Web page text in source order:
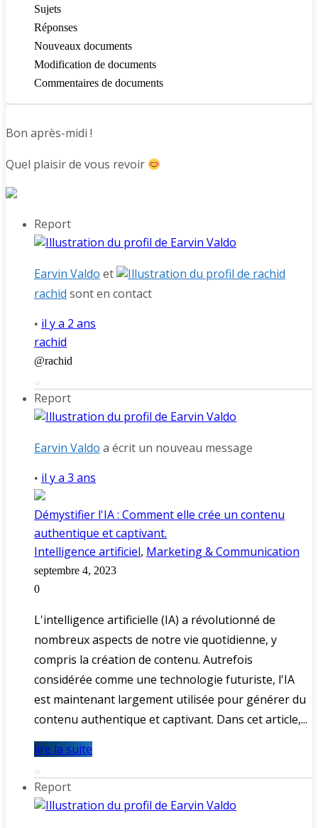
Sujets
Réponses
Nouveaux documents
Modification de documents
Commentaires de documents
Bon après-midi !
Quel plaisir de vous revoir
Report
Earvin Valdo et
rachid sont en contact
• il y a 2 ans
rachid
@rachid
Report
Earvin Valdo a écrit un nouveau message
• il y a 3 ans
Démystifier l'IA : Comment elle crée un contenu
authentique et captivant.
Intelligence artificiel, Marketing & Communication
septembre 4, 2023
0
L'intelligence artificielle (IA) a révolutionné de
nombreux aspects de notre vie quotidienne, y
compris la création de contenu. Autrefois
considérée comme une technologie futuriste, l'IA
est maintenant largement utilisée pour générer du
contenu authentique et captivant. Dans cet article,...
lire la suite
Report